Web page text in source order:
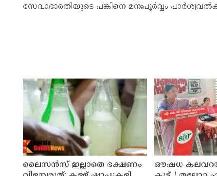
സേവാഭാരതിയുടെ പങ്കിനെ മനഃപൂർവ്വം
ലൈസന്‍സ് ഇല്ലാതെ ഭക്ഷണം
ഔഷധ